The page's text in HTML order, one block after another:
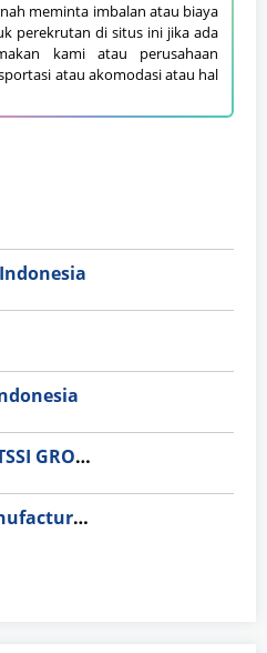
meminta imbalan atau biaya
perekrutan di situs ini jika ada
kami atau perusahaan
atau akomodasi atau hal
PT Techno Indonesia (TSSI GROUP)
PT Yamaha Motor Manufacturing